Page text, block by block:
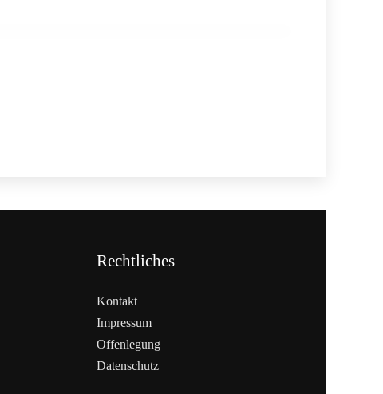
Rechtliches
Kontakt
Impressum
Offenlegung
Datenschutz